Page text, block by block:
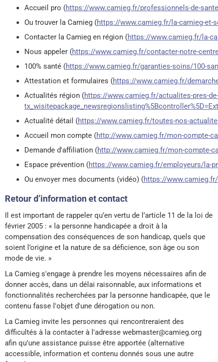
Accueil pro (https://www.camieg.fr/professionnels-de-
Ou trouver la Camieg (https://www.camieg.fr/la-camieg-et-
Contacter la Camieg en région (https://www.camieg.fr/la-
Nous appeler (https://www.camieg.fr/contacter-notre-
100% santé (https://www.camieg.fr/garanties-soins/100-
Attestation et formulaires (https://www.camieg.fr/
Actualités région (https://www.camieg.fr/actualites-pres-
Actualité détail (https://www.camieg.fr/toutes-nos-
Accueil mon compte (http://www.camieg.fr/mon-compte-
Demande d'affiliation (http://www.camieg.fr/mon-compte-
Espace prévention (https://www.camieg.fr/employeurs/la-
Ou envoyer mes documents (vidéo) (https://
Retour d’information et contact
Il est important de rappeler qu’en vertu de l’article 11 de la loi de
février 2005 : « la personne handicapée a droit à la
compensation des conséquences de son handicap, quels que
soient l’origine et la nature de sa déficience, son âge ou son
mode de vie. »
La Camieg s'engage à prendre les moyens nécessaires afin de
donner accès, dans un délai raisonnable, aux informations et
fonctionnalités recherchées par la personne handicapée, que le
contenu fasse l'objet d'une dérogation ou non.
La Camieg invite les personnes qui rencontreraient des
difficultés à la contacter à l'adresse webmaster@camieg.org
afin qu’une assistance puisse être apportée (alternative
accessible, information et contenu donnés sous une autre